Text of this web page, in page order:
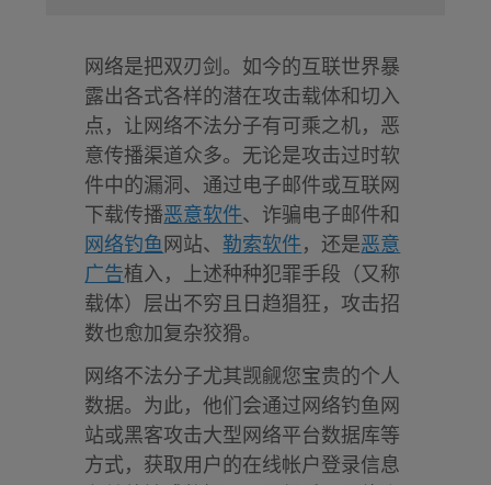
网络是把双刃剑。如今的互联世界暴
露出各式各样的潜在攻击载体和切入
点，让网络不法分子有可乘之机，恶
意传播渠道众多。无论是攻击过时软
件中的漏洞、通过电子邮件或互联网
下载传播恶意软件、诈骗电子邮件和
网络钓鱼 网站、勒索软件 ，还是恶意
广告植入，上述种种犯罪手段（又称
载体）层出不穷且日趋猖狂，攻击招
数也愈加复杂狡猾。
网络不法分子尤其觊觎您宝贵的个人
数据。为此，他们会通过网络钓鱼网
站或黑客攻击大型网络平台数据库等
方式，获取用户的在线帐户登录信息